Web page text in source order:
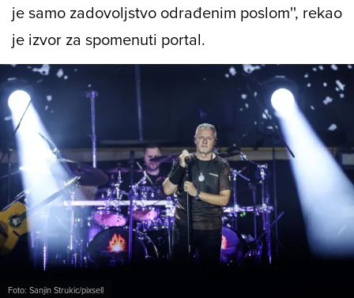
je samo zadovoljstvo odrađenim poslom'', rekao
je izvor za spomenuti portal.
Foto: Sanjin Strukic/pixsell